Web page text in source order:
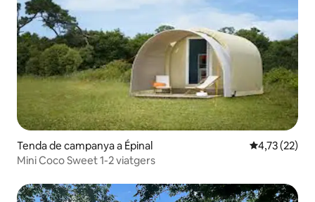
Tenda de campanya a Épinal 4,73 de
4,73 (22)
Mini Coco Sweet 1-2 viatgers